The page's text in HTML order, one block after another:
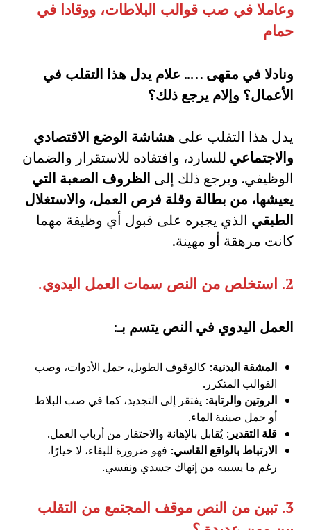
وعاملا في صب قوالب البلاطات، ووقادا في
حمام
ونادلا في مقهى ….. علام يدل هذا التقلب في
الأعمال؟ وإلام يرجع ذلك؟
يدل هذا التقلب على هشاشة الوضع الاقتصادي
والاجتماعي للسارد، وافتقاده للاستقرار والضمان
الوظيفي. ويرجع ذلك إلى الظروف الصعبة التي
يعيشها، من بطالة وقلة فرص العمل، والاستغلال
الطبقي الذي يجبره على قبول أي وظيفة مهما
كانت مرهقة أو مهينة.
2. استخلص من النص سمات العمل اليدوي.
العمل اليدوي في النص يتسم بـ:
المشقة البدنية: كالوقوف الطويل، حمل الأدوات، وصب
القوالب المتكرر.
الروتين والرتابة: يفتقر إلى التجديد، كما في صب البلاط
أو حمل صينية الماء.
قلة التقدير : يُقابل بالإهانة والاحتقار من أرباب العمل.
الارتباط بالواقع القاسي: فهو ضرورة للبقاء، لا خيارًا،
رغم ما يسببه من إنهاك جسدي ونفسي.
3. تبين من النص موقف المجتمع من التقلب